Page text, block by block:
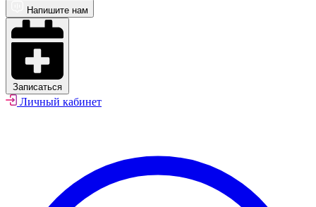
Напишите нам
Записаться
Личный кабинет